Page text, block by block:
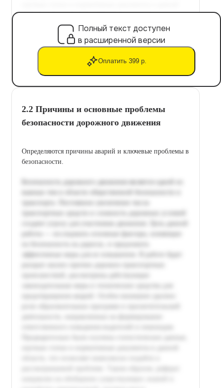
Полный текст доступен
в расширенной версии
Оплатить 399 р.
2.2 Причины и основные проблемы
безопасности дорожного движения
Определяются причины аварий и ключевые проблемы в
безопасности.